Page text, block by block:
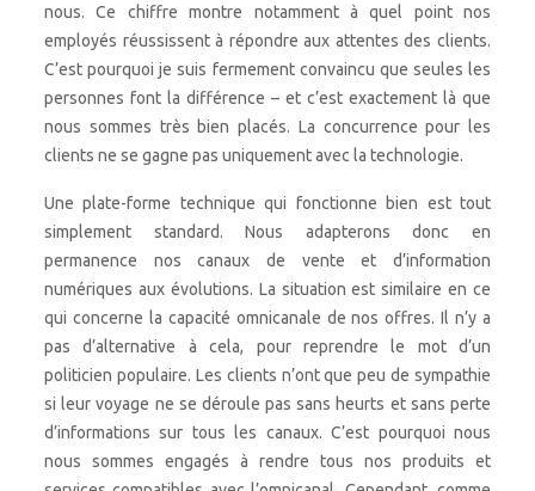
nous. Ce chiffre montre notamment à quel point nos
employés réussissent à répondre aux attentes des clients.
C’est pourquoi je suis fermement convaincu que seules les
personnes font la différence – et c’est exactement là que
nous sommes très bien placés. La concurrence pour les
clients ne se gagne pas uniquement avec la technologie.
Une plate-forme technique qui fonctionne bien est tout
simplement standard. Nous adapterons donc en
permanence nos canaux de vente et d’information
numériques aux évolutions. La situation est similaire en ce
qui concerne la capacité omnicanale de nos offres. Il n’y a
pas d’alternative à cela, pour reprendre le mot d’un
politicien populaire. Les clients n’ont que peu de sympathie
si leur voyage ne se déroule pas sans heurts et sans perte
d’informations sur tous les canaux. C’est pourquoi nous
nous sommes engagés à rendre tous nos produits et